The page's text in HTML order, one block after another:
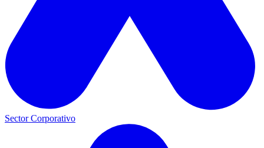
Sector Corporativo